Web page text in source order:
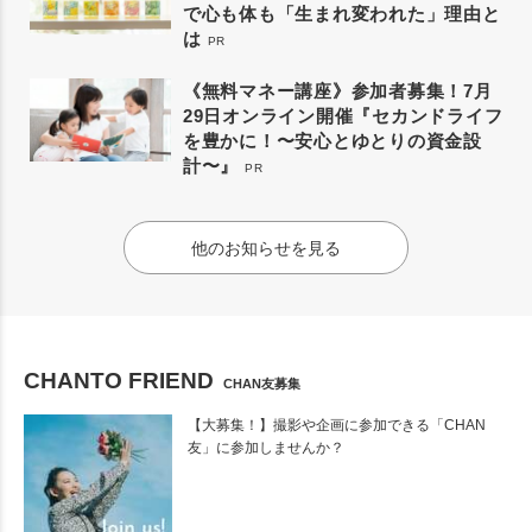
で心も体も「生まれ変われた」理由と
は PR
《無料マネー講座》参加者募集！7月
29日オンライン開催『セカンドライフ
を豊かに！〜安心とゆとりの資金設
計〜』
PR
他のお知らせを見る
CHANTO FRIEND CHAN友募集
【大募集！】撮影や企画に参加できる「CHAN
友」に参加しませんか？